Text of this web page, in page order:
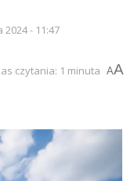
- 11:47
czytania: 1 minuta AA